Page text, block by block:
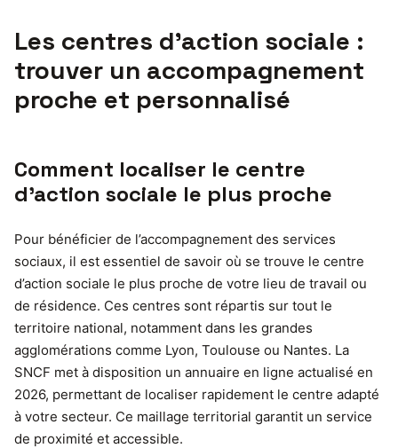
Les centres d’action sociale :
trouver un accompagnement
proche et personnalisé
Comment localiser le centre
d’action sociale le plus proche
Pour bénéficier de l’accompagnement des services
sociaux, il est essentiel de savoir où se trouve le centre
d’action sociale le plus proche de votre lieu de travail ou
de résidence. Ces centres sont répartis sur tout le
territoire national, notamment dans les grandes
agglomérations comme Lyon, Toulouse ou Nantes. La
SNCF met à disposition un annuaire en ligne actualisé en
2026, permettant de localiser rapidement le centre adapté
à votre secteur. Ce maillage territorial garantit un service
de proximité et accessible.